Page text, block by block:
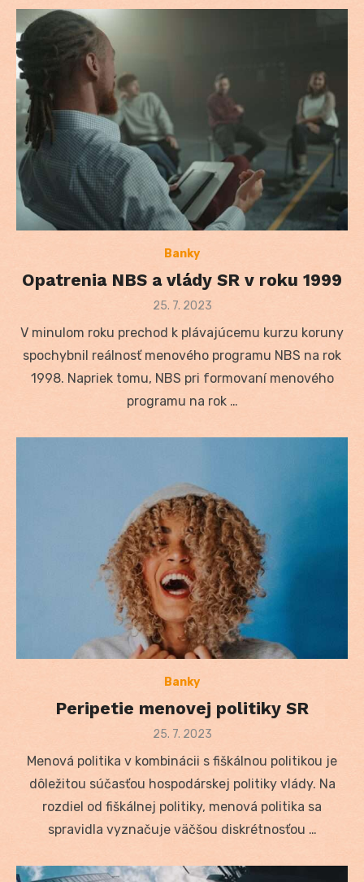
Banky
Opatrenia NBS a vlády SR v roku 1999
Posted
25. 7. 2023
V minulom roku prechod k plávajúcemu kurzu koruny
spochybnil reálnosť menového programu NBS na rok
1998. Napriek tomu, NBS pri formovaní menového
programu na rok …
Banky
Peripetie menovej politiky SR
Posted
25. 7. 2023
Menová politika v kombinácii s fiškálnou politikou je
dôležitou súčasťou hospodárskej politiky vlády. Na
rozdiel od fiškálnej politiky, menová politika sa
spravidla vyznačuje väčšou diskrétnosťou …